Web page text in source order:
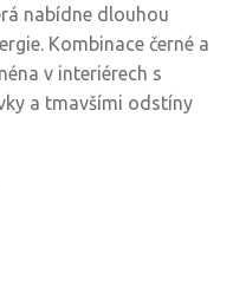
nabídne dlouhou
Kombinace černé a
v interiérech s
a tmavšími odstíny